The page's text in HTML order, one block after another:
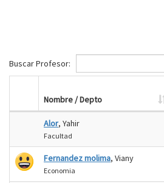
Buscar Profesor:
Nombre / Depto
Alor, Yahir
Facultad
Fernandez molima, Viany
Economia